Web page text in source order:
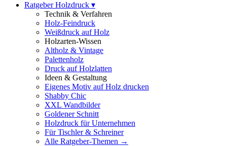
Ratgeber Holzdruck ▾
Technik & Verfahren
Holz-Feindruck
Weißdruck auf Holz
Holzarten-Wissen
Altholz & Vintage
Palettenholz
Druck auf Holzlatten
Ideen & Gestaltung
Eigenes Motiv auf Holz drucken
Shabby Chic
XXL Wandbilder
Goldener Schnitt
Holzdruck für Unternehmen
Für Tischler & Schreiner
Alle Ratgeber-Themen →